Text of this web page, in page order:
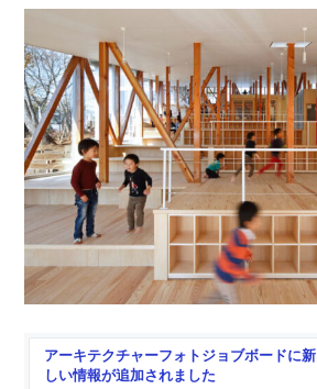
アーキテクチャーフォトジョブボードに新
しい情報が追加されました